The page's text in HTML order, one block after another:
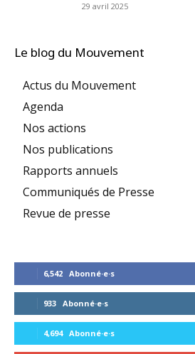
29 avril 2025
Le blog du Mouvement
Actus du Mouvement
Agenda
Nos actions
Nos publications
Rapports annuels
Communiqués de Presse
Revue de presse
6,542 Abonné·e·s
933 Abonné·e·s
4,694 Abonné·e·s